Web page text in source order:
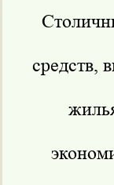
средств,